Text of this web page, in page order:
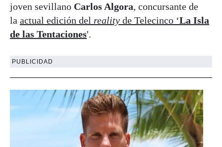
joven sevillano Carlos Algora, concursante de
la actual edición del reality de Telecinco ‘La Isla
de las Tentaciones'.
PUBLICIDAD